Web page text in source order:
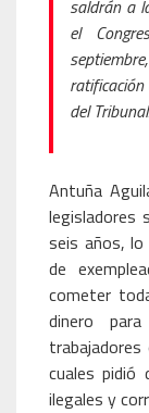
saldrán a
el
del
Antuña
legisladores
seis años,
de
cometer
dinero
cuales pidió
ilegales y